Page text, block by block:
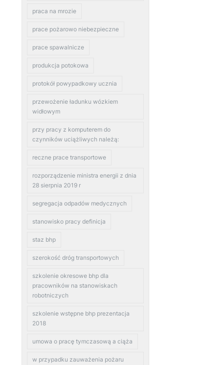
praca na mrozie
prace pożarowo niebezpieczne
prace spawalnicze
produkcja potokowa
protokół powypadkowy ucznia
przewożenie ładunku wózkiem
widłowym
przy pracy z komputerem do
czynników uciążliwych należą:
reczne prace transportowe
rozporządzenie ministra energii z dnia
28 sierpnia 2019 r
segregacja odpadów medycznych
stanowisko pracy definicja
staz bhp
szerokość dróg transportowych
szkolenie okresowe bhp dla
pracowników na stanowiskach
robotniczych
szkolenie wstępne bhp prezentacja
2018
umowa o pracę tymczasową a ciąża
w przypadku zauważenia pożaru